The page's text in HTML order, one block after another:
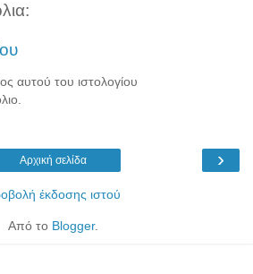
αυτού του ιστολογίου
›
Αρχική σελίδα
έκδοσης ιστού
Από το Blogger.